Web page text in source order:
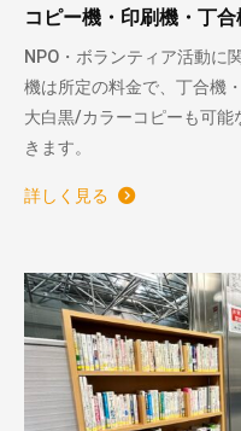
コピー機・印刷機・丁
NPO・ボランティア活動に
機は所定の料金で、丁合機
大白黒/カラーコピーも可能
きます。
詳しく見る